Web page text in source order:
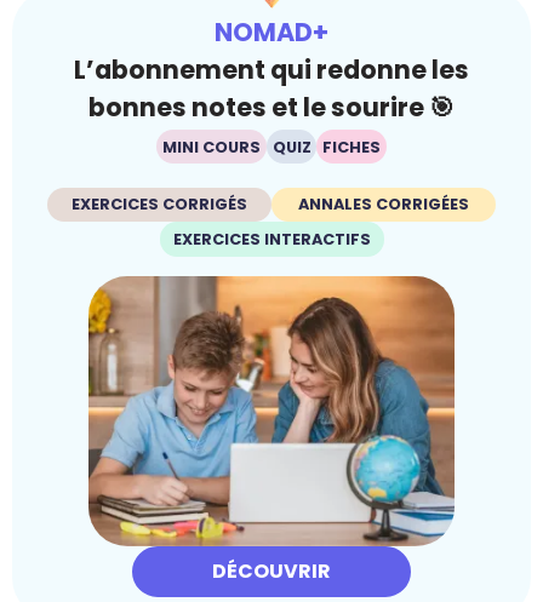
NOMAD+
L’abonnement qui redonne les
bonnes notes et le sourire 🎯
MINI COURS QUIZ FICHES
EXERCICES CORRIGÉS
ANNALES CORRIGÉES
EXERCICES INTERACTIFS
DÉCOUVRIR